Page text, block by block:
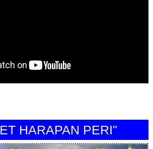
"BOFET HARAPAN PERI"